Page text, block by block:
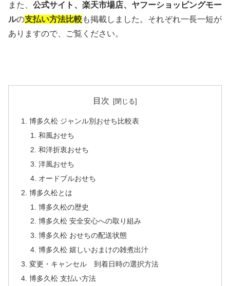
また、 公式サイト、楽天市場店、ヤフーショッピングモー
ルの支払い方法比較も掲載しました。それぞれ一長一短が
ありますので、ご覧ください。
目次
博多久松 ジャンル別おせち比較表
和風おせち
和洋折衷おせち
洋風おせち
オードブルおせち
博多久松とは
博多久松の歴史
博多久松 安全安心への取り組み
博多久松 おせちの配送状態
博多久松 嬉しいおまけの雑煮出汁
変更・キャンセル 到着日時の選択方法
博多久松 支払い方法